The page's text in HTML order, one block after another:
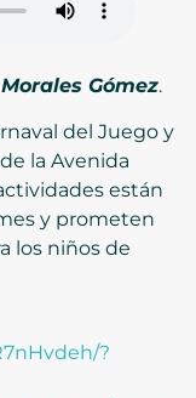
Gómez.
del Juego y
la Avenida
están
y prometen
los niños de
?